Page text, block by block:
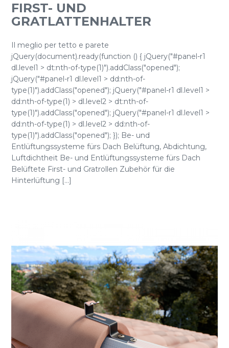
FIRST- UND
GRATLATTENHALTER
Il meglio per tetto e parete
jQuery(document).ready(function () { jQuery("#panel-r1
dl.level1 > dt:nth-of-type(1)").addClass("opened");
jQuery("#panel-r1 dl.level1 > dd:nth-of-
type(1)").addClass("opened"); jQuery("#panel-r1 dl.level1 >
dd:nth-of-type(1) > dl.level2 > dt:nth-of-
type(1)").addClass("opened"); jQuery("#panel-r1 dl.level1 >
dd:nth-of-type(1) > dl.level2 > dd:nth-of-
type(1)").addClass("opened"); }); Be- und
Entlüftungssysteme fürs Dach Belüftung, Abdichtung,
Luftdichtheit Be- und Entlüftungssysteme fürs Dach
Belüftete First- und Gratrollen Zubehör für die
Hinterlüftung [...]